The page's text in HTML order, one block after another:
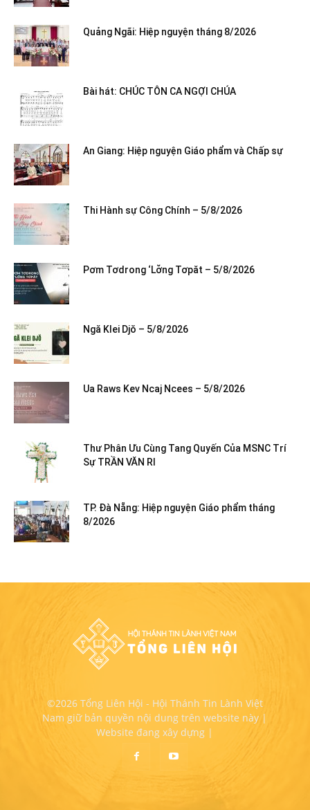
Quảng Ngãi: Hiệp nguyện tháng 8/2026
Bài hát: CHÚC TÔN CA NGỢI CHÚA
An Giang: Hiệp nguyện Giáo phẩm và Chấp sự
Thi Hành sự Công Chính – 5/8/2026
Pơm Tơdrong ‘Lơ̆ng Tơpăt – 5/8/2026
Ngă Klei Djŏ – 5/8/2026
Ua Raws Kev Ncaj Ncees – 5/8/2026
Thư Phân Ưu Cùng Tang Quyến Của MSNC Trí
Sự TRẦN VĂN RI
TP. Đà Nẵng: Hiệp nguyện Giáo phẩm tháng
8/2026
©2026 Tổng Liên Hội - Hội Thánh Tin Lành Việt
Nam giữ bản quyền nội dung trên website này |
Website đang xây dựng |